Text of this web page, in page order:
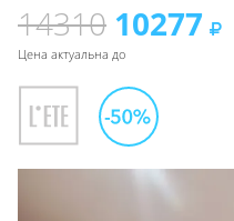
14310 10277
Цена актуальна до